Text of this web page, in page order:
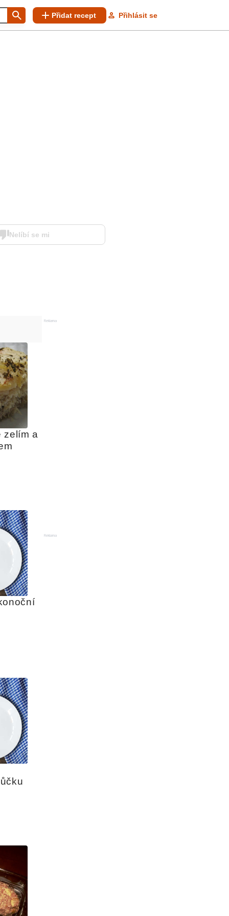
Přidat recept Přihlásit se
Nelíbí se mi
zelím a
Reklama
Reklama